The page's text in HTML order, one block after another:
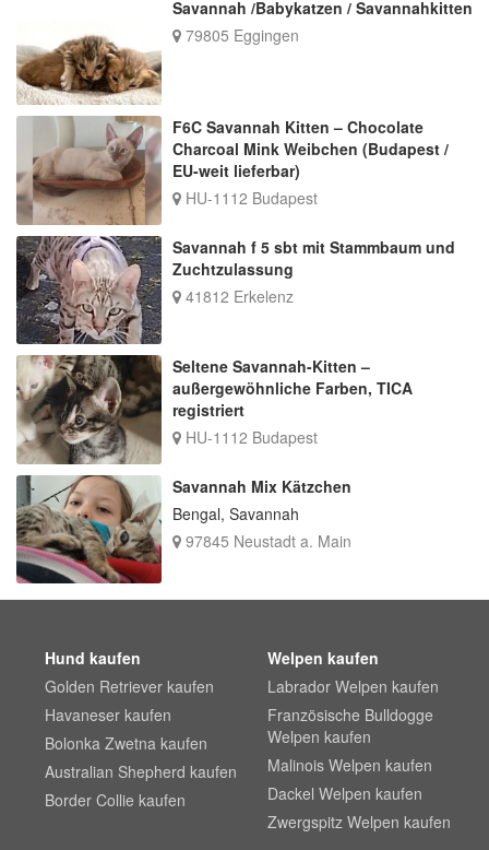
Savannah /Babykatzen / Savannahkitten
79805 Eggingen
F6C Savannah Kitten – Chocolate
Charcoal Mink Weibchen (Budapest /
EU-weit lieferbar)
HU-1112 Budapest
Savannah f 5 sbt mit Stammbaum und
Zuchtzulassung
41812 Erkelenz
Seltene Savannah-Kitten –
außergewöhnliche Farben, TICA
registriert
HU-1112 Budapest
Savannah Mix Kätzchen
Bengal, Savannah
97845 Neustadt a. Main
Hund kaufen
Golden Retriever kaufen
Havaneser kaufen
Bolonka Zwetna kaufen
Australian Shepherd kaufen
Border Collie kaufen
Welpen kaufen
Labrador Welpen kaufen
Französische Bulldogge
Welpen kaufen
Malinois Welpen kaufen
Dackel Welpen kaufen
Zwergspitz Welpen kaufen